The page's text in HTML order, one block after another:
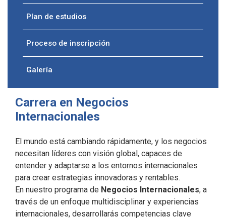
Plan de estudios
Proceso de inscripción
Galería
Carrera en Negocios
Internacionales
El mundo está cambiando rápidamente, y los negocios
necesitan líderes con visión global, capaces de
entender y adaptarse a los entornos internacionales
para crear estrategias innovadoras y rentables.
En nuestro programa de Negocios Internacionales, a
través de un enfoque multidisciplinar y experiencias
internacionales, desarrollarás competencias clave